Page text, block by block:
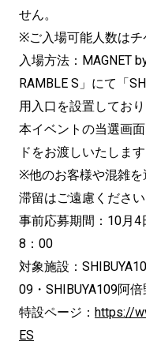
せん。
※ご入場可能人数はチ
入場方法：MAGNET
RAMBLE S」にて「
用入口を設置してお
本イベントの当選画
ドをお渡しいたします
※他のお客様や混雑を
滞留はご遠慮ください
事前応募期間：10月4
8：00
対象施設：
09・SHIBUYA109阿
特設ページ： https://
ES